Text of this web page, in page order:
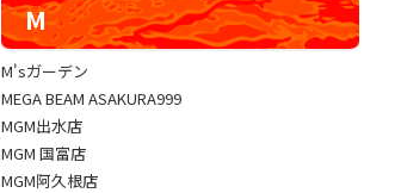
M
M'sガーデン
MEGA BEAM ASAKURA999
MGM出水店
MGM 国富店
MGM阿久根店